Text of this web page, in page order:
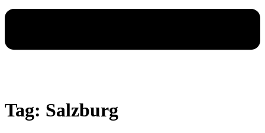
Tag: Salzburg